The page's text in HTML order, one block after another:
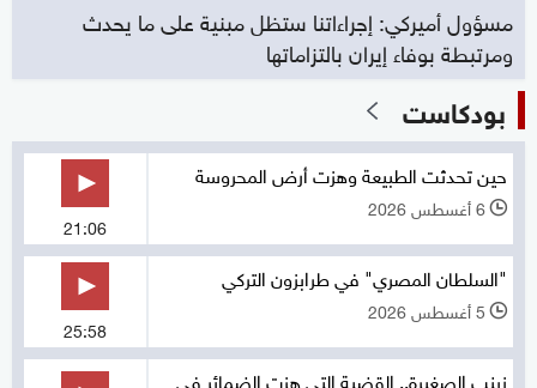
مسؤول أميركي: إجراءاتنا ستظل مبنية على ما يحدث
ومرتبطة بوفاء إيران بالتزاماتها
بودكاست
حين تحدثت الطبيعة وهزت أرض المحروسة
l 6 أغسطس 2026
21:06
"السلطان المصري" في طرابزون التركي
l 5 أغسطس 2026
25:58
زينب الصغيرة.. القضية التي هزت الضمائر في